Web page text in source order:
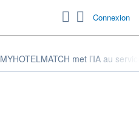
Connexion
MYHOTELMATCH met l’IA au